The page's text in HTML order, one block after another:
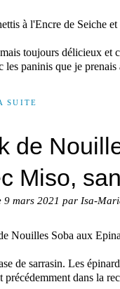
toujours délicieux et
les paninis que je
SUITE
de
Miso,
9 mars 2021 par Isa-
de sarrasin. Les
précédemment dans la